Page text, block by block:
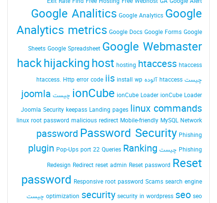
Google Analitics Google Analytics Google
Analytics metrics Google Docs Google Forms Google
Sheets Google Spreadsheet Google Webmaster
hackhijackinghost hosting htaccess htaccess
چیست htaccess آلوده htaccess. Http error code iis install wp
ionCube ionCube Loader ionCube Loader چیست joomla
Joomla Security keepass Landing pages linux commands
linux root password malicious redirect Mobile-friendly MySQL Network
password Password Security Phishing
Phishing چیست
plugin Pop-Ups port 22 Queries Ranking
Redesign Redirect reset admin Reset password Reset
password Responsive root password Scams search engine
optimization security security in wordpress seo seo چیست